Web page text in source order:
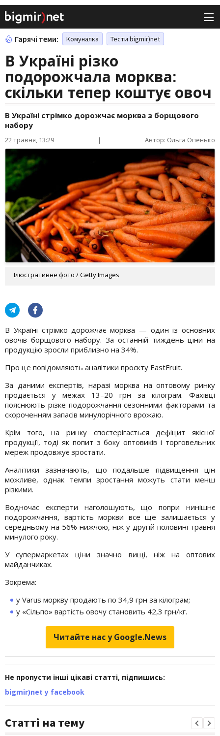
Гарячі теми: Комуналка Тести bigmir)net
В Україні різко
подорожчала морква:
скільки тепер коштує овоч
В Україні стрімко дорожчає морква з борщового
набору
22 травня, 13:29 | Автор: Ольга Опенько
Ілюстративне фото / Getty Images
В Україні стрімко дорожчає морква — один із основних
овочів борщового набору. За останній тиждень ціни на
продукцію зросли приблизно на 34%.
Про це повідомляють аналітики проєкту EastFruit.
За даними експертів, наразі морква на оптовому ринку
продається у межах 13–20 грн за кілограм. Фахівці
пояснюють різке подорожчання сезонними факторами та
скороченням запасів минулорічного врожаю.
Крім того, на ринку спостерігається дефіцит якісної
продукції, тоді як попит з боку оптовиків і торговельних
мереж продовжує зростати.
Аналітики зазначають, що подальше підвищення цін
можливе, однак темпи зростання можуть стати менш
різкими.
Водночас експерти наголошують, що попри нинішнє
подорожчання, вартість моркви все ще залишається у
середньому на 56% нижчою, ніж у другій половині травня
минулого року.
У супермаркетах ціни значно вищі, ніж на оптових
майданчиках.
Зокрема:
у Varus моркву продають по 34,9 грн за кілограм;
у «Сільпо» вартість овочу становить 42,3 грн/кг.
Читайте нас у Google.News
Не пропусти інші цікаві статті, підпишись:
bigmir)net у facebook
Статті на тему